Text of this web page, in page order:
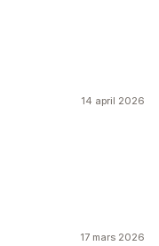
14 april 2026
17 mars 2026